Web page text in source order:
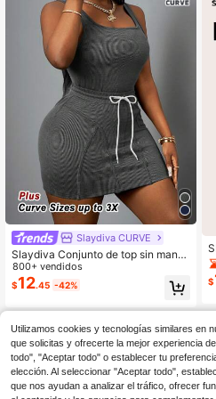
Slaydiva CURVE
Slaydiva Conjunto de top sin mang
as y minifalda de unicolor para talla
s grandes de verano
800+ vendidos
$12.45 -42% $
Utilizamos cookies y tecnologías similares en
que solicitas y ofrecerte la mejor experiencia
todo", "Aceptar todo" o establecer tu
elección. Al seleccionar "Aceptar todo",
que nos ayudan a analizar el tráfico, ofrecer